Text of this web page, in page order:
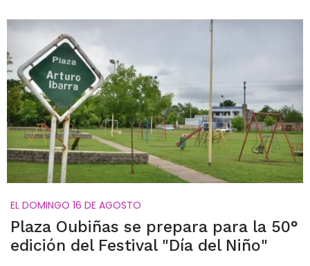
EL DOMINGO 16 DE AGOSTO
Plaza Oubiñas se prepara para la 50°
edición del Festival "Día del Niño"